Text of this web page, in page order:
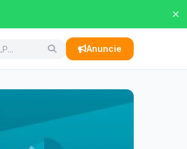
×
Anuncie